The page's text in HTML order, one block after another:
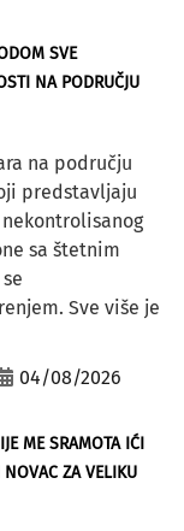
SVE
NA PODRUČJU
na području
predstavljaju
sa štetnim
Sve više je
04/08/2026
ME SRAMOTA IĆI
NOVAC ZA VELIKU